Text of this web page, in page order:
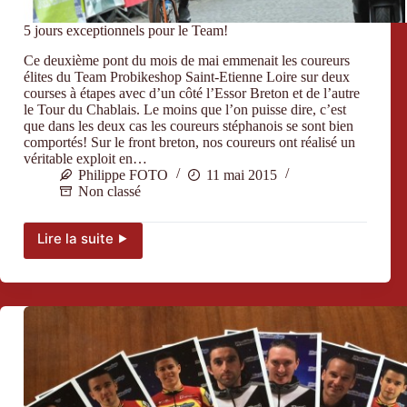
5 jours exceptionnels pour le Team!
Ce deuxième pont du mois de mai emmenait les coureurs
élites du Team Probikeshop Saint-Etienne Loire sur deux
courses à étapes avec d’un côté l’Essor Breton et de l’autre
le Tour du Chablais. Le moins que l’on puisse dire, c’est
que dans les deux cas les coureurs stéphanois se sont bien
comportés! Sur le front breton, nos coureurs ont réalisé un
véritable exploit en…
Philippe FOTO
11 mai 2015
Non classé
Lire la suite ⯈
5
jours
exceptionnels